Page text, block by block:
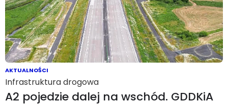
AKTUALNOŚCI
Infrastruktura drogowa
A2 pojedzie dalej na wschód. GDDKiA